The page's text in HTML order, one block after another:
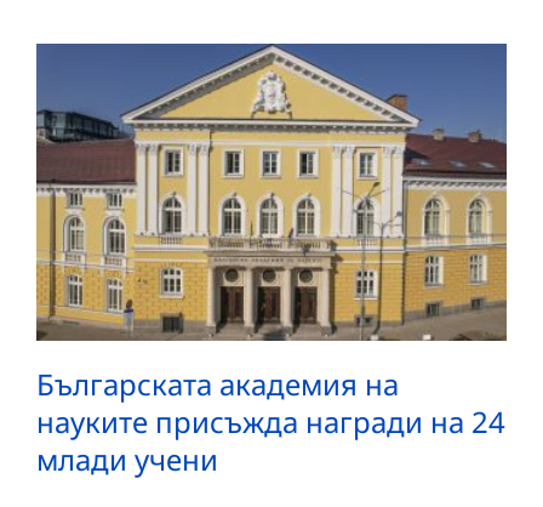
Българската академия на
науките присъжда награди на 24
млади учени